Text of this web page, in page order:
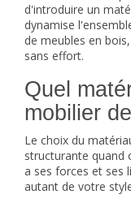
d'introduire un
dynamise
de meubles en
sans effort.
Quel
mobilier
Le choix du
structurante quand
a ses forces et ses
autant de votre